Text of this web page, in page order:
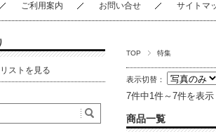
ご利用案内 お問い合せ サイトマ
TOP 特集
表示切替：
7件中1件～7件を表示
商品一覧
ストを見る